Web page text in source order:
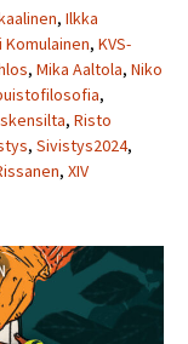
, Ilkka
Komulainen, KVS-
, Mika Aaltola, Niko
,
, Risto
, Sivistys2024,
, XIV